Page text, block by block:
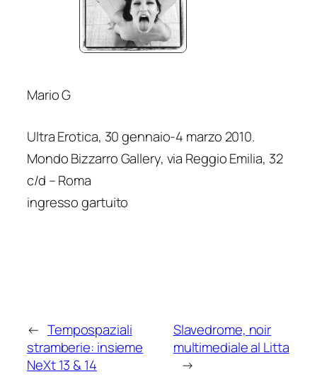
Mario G
Ultra Erotica, 30 gennaio-4 marzo 2010.
Mondo Bizzarro Gallery, via Reggio Emilia, 32
c/d – Roma
ingresso gartuito
← Tempospaziali
stramberie: insieme
NeXt 13 & 14
Slavedrome, noir
multimediale al Litta
→